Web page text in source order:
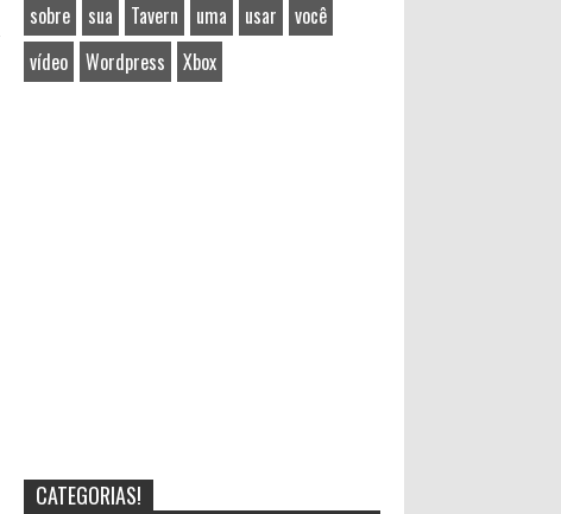
sobre
sua Tavern uma usar
você
vídeo
Wordpress Xbox
CATEGORIAS!